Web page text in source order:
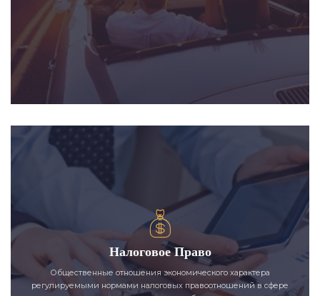
Налоговое Право
Общественные отношения экономического характера
регулируемыми нормами налоговых правоотношений в сфере